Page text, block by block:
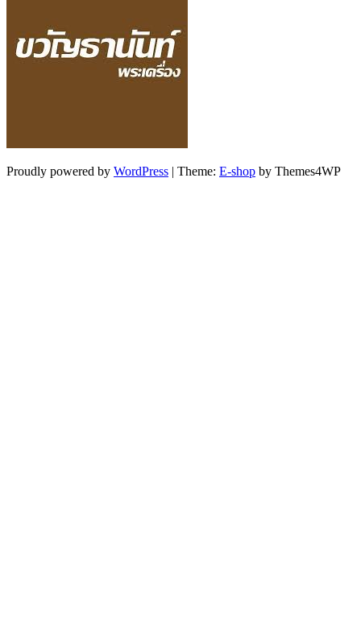
Proudly powered by WordPress | Theme: E-shop by Themes4WP